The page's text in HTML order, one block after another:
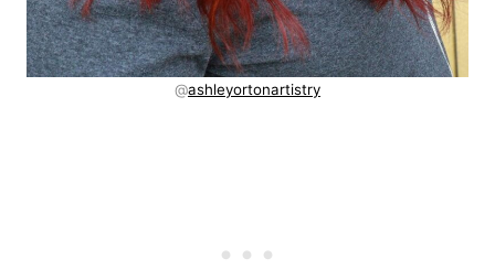
@ashleyortonartistry